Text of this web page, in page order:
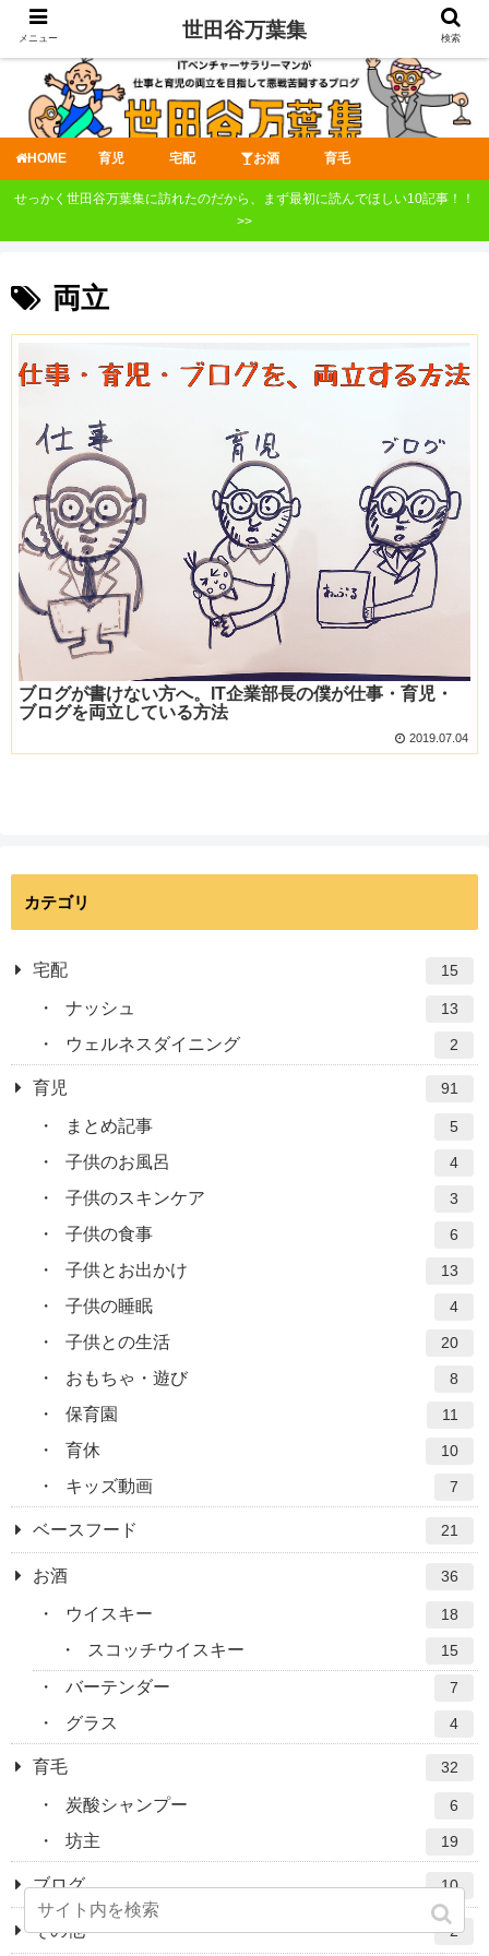
HOME 育児 宅配 お酒 育毛
せっかく世田谷万葉集に訪れたのだから、まず最初に読んでほしい10記事！！
>>
両立
ブログが書けない方へ。IT企業部長の僕が仕事・育児・
ブログを両立している方法
2019.07.04
カテゴリ
宅配 15
ナッシュ 13
ウェルネスダイニング 2
育児 91
まとめ記事 5
子供のお風呂 4
子供のスキンケア 3
子供の食事 6
子供とお出かけ 13
子供の睡眠 4
子供との生活 20
おもちゃ・遊び 8
保育園 11
育休 10
キッズ動画 7
ベースフード 21
お酒 36
ウイスキー 18
スコッチウイスキー 15
バーテンダー 7
グラス 4
育毛 32
炭酸シャンプー 6
坊主 19
ブログ 10
その他 2
メニュー 世田谷万葉集 検索